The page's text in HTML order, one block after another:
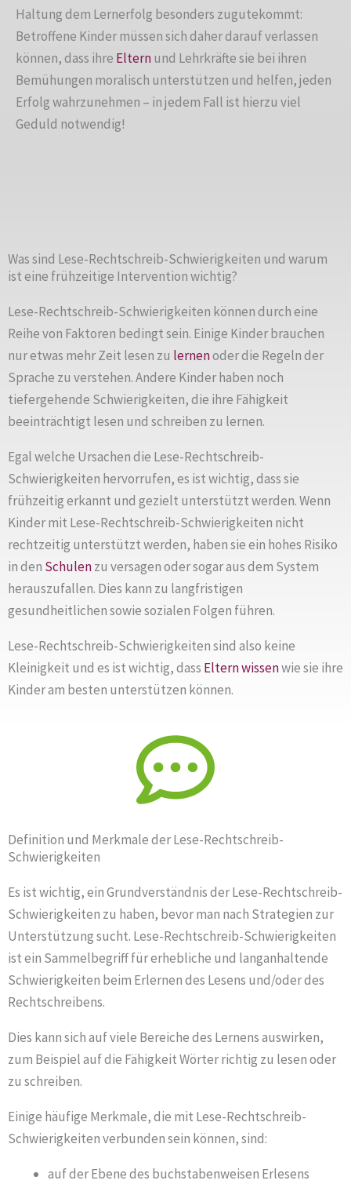
Haltung dem Lernerfolg besonders zugutekommt:
Betroffene Kinder müssen sich daher darauf verlassen
können, dass ihre Elternund Lehrkräfte sie bei ihren
Bemühungen moralisch unterstützen und helfen, jeden
Erfolg wahrzunehmen – in jedem Fall ist hierzu viel
Geduld notwendig!
Was sind Lese-Rechtschreib-Schwierigkeiten und warum
ist eine frühzeitige Intervention wichtig?
Lese-Rechtschreib-Schwierigkeiten können durch eine
Reihe von Faktoren bedingt sein. Einige Kinder brauchen
nur etwas mehr Zeit lesen zu lernenoder die Regeln der
Sprache zu verstehen. Andere Kinder haben noch
tiefergehende Schwierigkeiten, die ihre Fähigkeit
beeinträchtigt lesen und schreiben zu lernen.
Egal welche Ursachen die Lese-Rechtschreib-
Schwierigkeiten hervorrufen, es ist wichtig, dass sie
frühzeitig erkannt und gezielt unterstützt werden. Wenn
Kinder mit Lese-Rechtschreib-Schwierigkeiten nicht
rechtzeitig unterstützt werden, haben sie ein hohes Risiko
in den Schulenzu versagen oder sogar aus dem System
herauszufallen. Dies kann zu langfristigen
gesundheitlichen sowie sozialen Folgen führen.
Lese-Rechtschreib-Schwierigkeiten sind also keine
Kleinigkeit und es ist wichtig, dass Elternwissenwie sie ihre
Kinder am besten unterstützen können.
Definition und Merkmale der Lese-Rechtschreib-
Schwierigkeiten
Es ist wichtig, ein Grundverständnis der Lese-Rechtschreib-
Schwierigkeiten zu haben, bevor man nach Strategien zur
Unterstützung sucht. Lese-Rechtschreib-Schwierigkeiten
ist ein Sammelbegriff für erhebliche und langanhaltende
Schwierigkeiten beim Erlernen des Lesens und/oder des
Rechtschreibens.
Dies kann sich auf viele Bereiche des Lernens auswirken,
zum Beispiel auf die Fähigkeit Wörter richtig zu lesen oder
zu schreiben.
Einige häufige Merkmale, die mit Lese-Rechtschreib-
Schwierigkeiten verbunden sein können, sind:
auf der Ebene des buchstabenweisen Erlesens